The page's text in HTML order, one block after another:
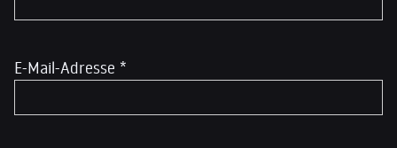
E-Mail-Adresse *